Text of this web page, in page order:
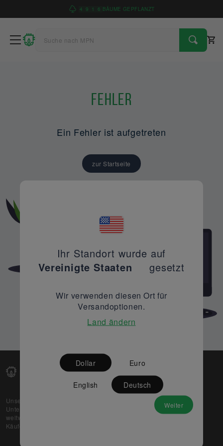
4 9 1 6 BÄUME GEPFLANZT
Fehler
Ein Fehler ist aufgetreten
zur Startseite
Unsere Web-Plattform unterstützt OEM- und EMS-
Unternehmen dabei, ihre überschüssigen Lagerbestände
weltweit zu verkaufen und gleichzeitig den potenziellen
Käufern beste Preise und Qualität zu bieten.
Partner
Ihr Standort wurde auf
Vereinigte Staaten
gesetzt
Wir verwenden diesen Ort für
Versandoptionen.
Land ändern
Dollar Euro
English Deutsch
Weiter